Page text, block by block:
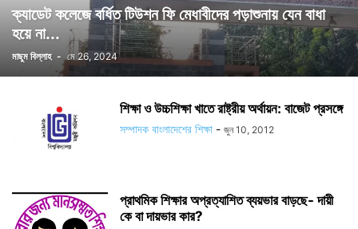
ক্যাডেট কলেজে বর্ধিত টিউশন ফি মেধাবীদের পড়াশুনায় যেন বাধা
হয়ে না...
মাছুম বিল্লাহ - মে 26, 2024
শিক্ষা ও উচ্চশিক্ষা খাতে রাষ্ট্রীয় অর্থায়ন: বাজেট প্রসঙ্গে
সম্পাদক বাংলাদেশের শিক্ষা - জুন 10, 2012
প্রাথমিক শিক্ষার অপ্রত্যাশিত ব্যয়ভার বাড়ছে- দায়ী
কে বা দায়ভার কার?